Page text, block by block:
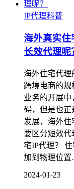
IP代理科普
海外真实住
长效代理呢
海外住宅代理
跨境电商的
业务的开展中
碍，但是也正
发展，海外
要区分短效代
宅IP代理？
加到物理位
2024-01-23